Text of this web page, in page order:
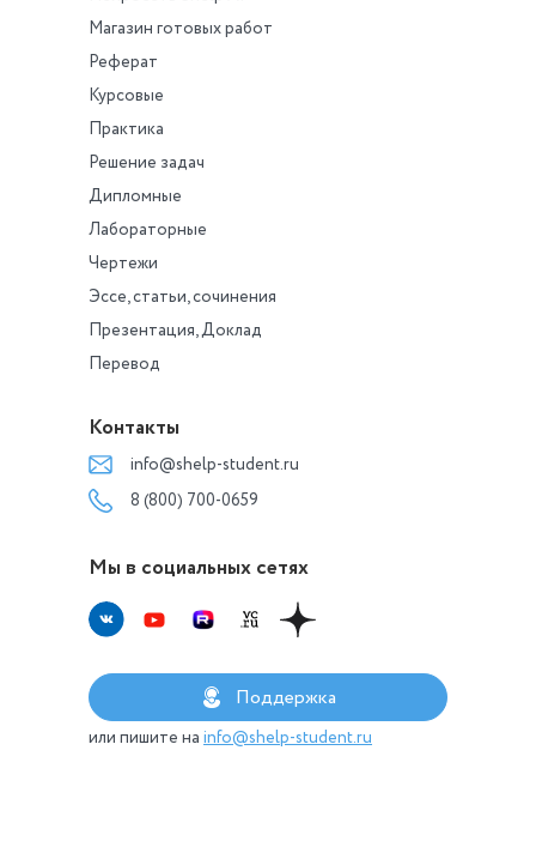
Магазин готовых работ
Реферат
Курсовые
Практика
Решение задач
Дипломные
Лабораторные
Чертежи
Эссе, статьи, сочинения
Презентация, Доклад
Перевод
Контакты
info@shelp-student.ru
8 (800) 700-0659
Мы в социальных сетях
Поддержка
или пишите на info@shelp-student.ru